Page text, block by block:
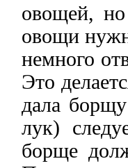
овощей,
овощи
немного
Это
дала
лук)
борще